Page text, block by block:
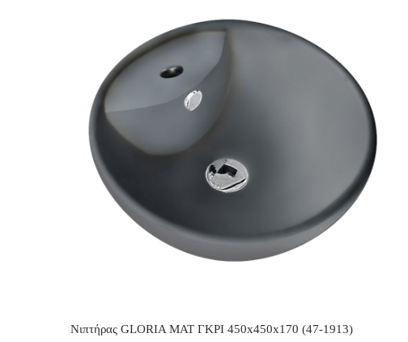
Νιπτήρας GLORIA ΜΑΤ ΓΚΡΙ 450x450x170 (47-1913)